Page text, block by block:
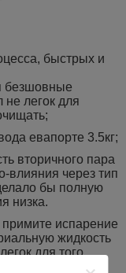
быстрых и
безшовные
легок для
евапорте 3.5кг;
вторичного пара
влияния через тип
бы полную
низка.
испарение
жидкость
для того
для того чтобы